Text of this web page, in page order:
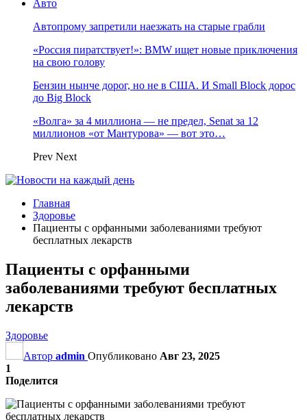
Авто
Автопрому запретили наезжать на старые грабли
«Россия пиратствует!»: BMW ищет новые приключения
на свою голову
Бензин нынче дорог, но не в США. И Small Block дорос
до Big Block
«Волга» за 4 миллиона — не предел, Senat за 12
миллионов «от Мантурова» — вот это…
Prev Next
Главная
Здоровье
Пациенты с орфанными заболеваниями требуют
бесплатных лекарств
Пациенты с орфанными
заболеваниями требуют бесплатных
лекарств
Здоровье
Автор admin Опубликовано Авг 23, 2025
1
Поделится